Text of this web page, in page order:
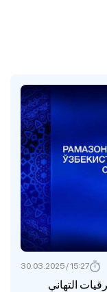
التهاني
15:27 / 30.03.2025